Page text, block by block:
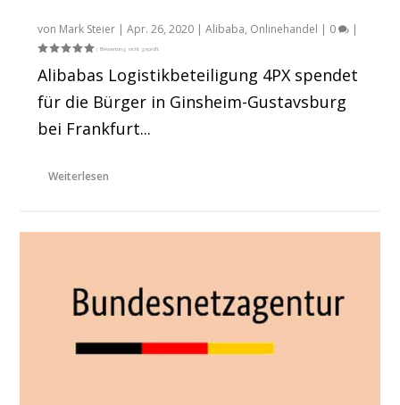
von Mark Steier |Apr. 26, 2020 |Alibaba, Onlinehandel | 0 |
Alibabas Logistikbeteiligung 4PX spendet
für die Bürger in Ginsheim-Gustavsburg
bei Frankfurt...
Weiterlesen